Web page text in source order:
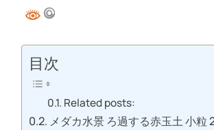
目次
Related posts:
メダカ水景 ろ過する赤玉土 小粒